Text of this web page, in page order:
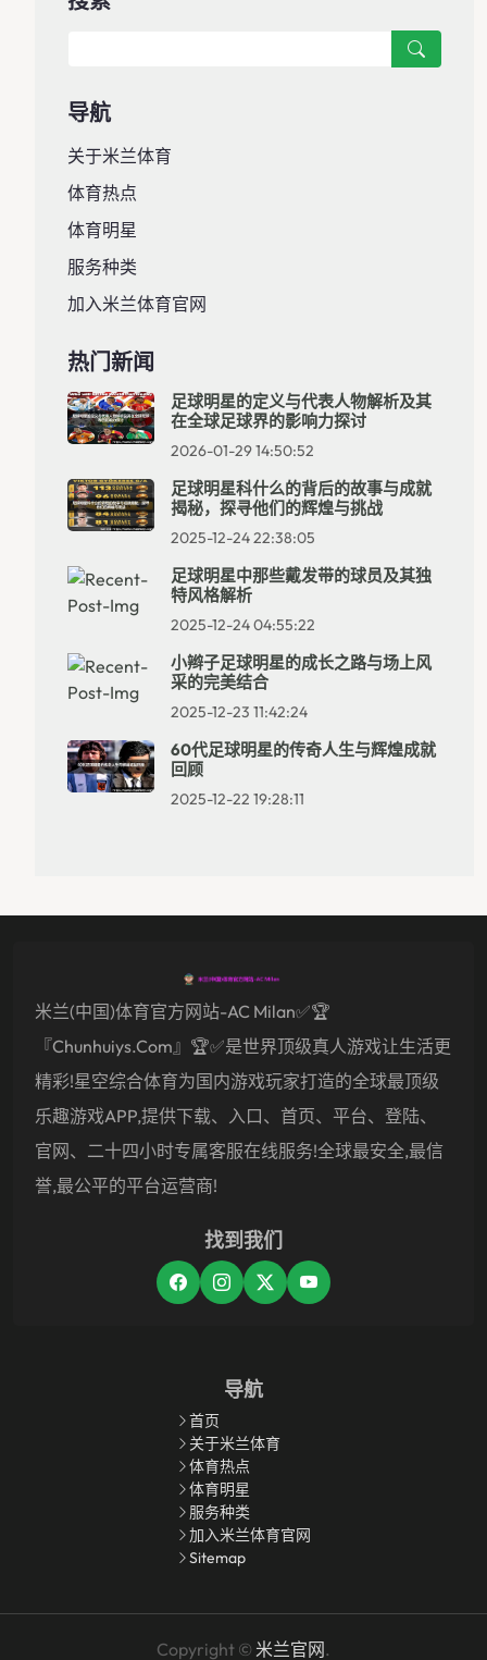
导航
关于米兰体育
体育热点
体育明星
服务种类
加入米兰体育官网
热门新闻
足球明星的定义与代表人物解析及其
在全球足球界的影响力探讨
2026-01-29 14:50:52
足球明星科什么的背后的故事与成就
揭秘，探寻他们的辉煌与挑战
2025-12-24 22:38:05
足球明星中那些戴发带的球员及其独
特风格解析
2025-12-24 04:55:22
小辫子足球明星的成长之路与场上风
采的完美结合
2025-12-23 11:42:24
60代足球明星的传奇人生与辉煌成就
回顾
2025-12-22 19:28:11
米兰(中国)体育官方网站-AC Milan✅🏆
『chunhuiys.com』🏆✅是世界顶级真人游戏让生活更
精彩!星空综合体育为国内游戏玩家打造的全球最顶级
乐趣游戏APP,提供下载、入口、首页、平台、登陆、
官网、二十四小时专属客服在线服务!全球最安全,最信
誉,最公平的平台运营商!
找到我们
导航
首页
关于米兰体育
体育热点
体育明星
服务种类
加入米兰体育官网
Sitemap
Copyright © 米兰官网.